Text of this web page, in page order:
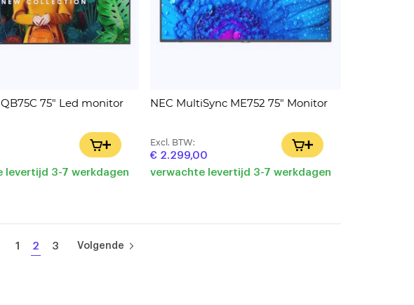
75" Led monitor
IN WINKELWAGEN
levertijd 3-7 werkdagen
NEC MultiSync ME752 75" Monitor
Excl. BTW:
€ 2.299,00
IN WINKELWAGEN
verwachte levertijd 3-7 werkdagen
Pagina
1
U
2 Pagina
3 Pagina
Volgende